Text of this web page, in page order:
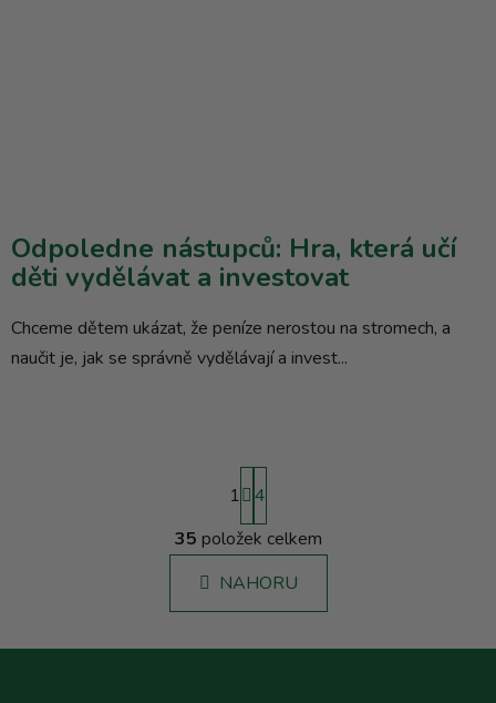
Odpoledne nástupců: Hra, která učí
děti vydělávat a investovat
Chceme dětem ukázat, že peníze nerostou na stromech, a
naučit je, jak se správně vydělávají a invest...
O
v
l
á
d
S
t
r
á
n
k
á
1
4
35 položek celkem
NAHORU